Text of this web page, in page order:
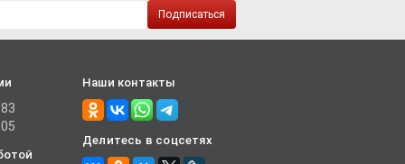
Подписаться
Наши контакты
Делитесь в соцсетях